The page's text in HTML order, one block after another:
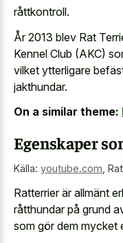
råttkontroll.
År 2013 blev Rat
Kennel Club (AKC)
vilket ytterligare
jakthundar.
On a similar theme:
Egenskaper
Källa: youtube.com
Ratterrier är allmänt
råtthundar på grund
som gör dem mycket